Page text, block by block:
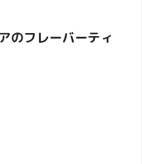
のフレーバーティ